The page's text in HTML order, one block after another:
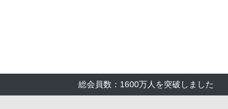
総会員数：1600万人を突破しました